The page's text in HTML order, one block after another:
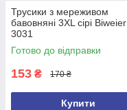
Трусики з мереживом
бавовняні 3XL сірі Biweier
3031
Готово до відправки
153 ₴ 170 ₴
Купити